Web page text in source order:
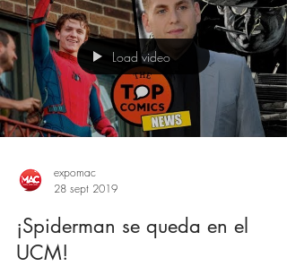
Load video
expomac
28 sept 2019
¡Spiderman se queda en el
UCM!